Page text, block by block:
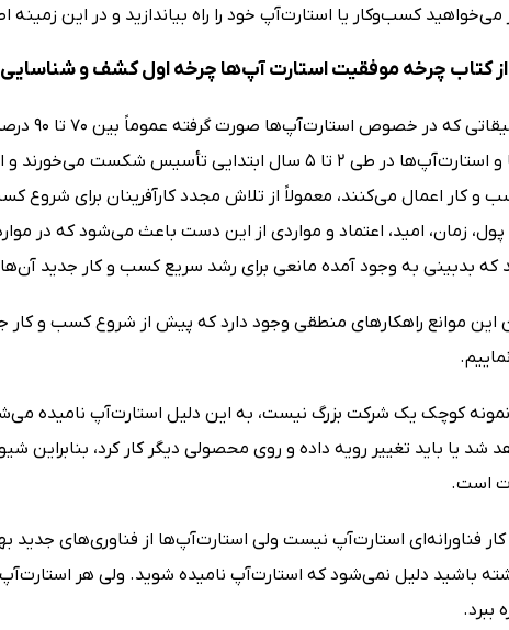
کسب‌وکار یا استارت‌آپ خود را راه بیاندازید و در این
کتاب چرخه موفقیت استارت آپ‌ها چرخه اول کشف و
کارهای نوپا و استارت‌آپ‌ها در طی 2 تا 5 سال ابتدایی
و کار اعمال می‌کنند، معمولاً از تلاش مجدد کارآفرینان برای شروع
زمان، امید، اعتماد و مواردی از این دست باعث می‌شود که در
که بدبینی به وجود آمده مانعی برای رشد سریع کسب و کار جدید
این موانع راهکارهای منطقی وجود دارد که پیش از شروع کسب و کار
کوچک یک شرکت بزرگ نیست، به این دلیل استارت‌آپ
شد یا باید تغییر رویه داده و روی محصولی دیگر کار کرد،
است.
فناورانه‌ای استارت‌آپ نیست ولی استارت‌آپ‌ها از فناوری‌های جدید
باشید دلیل نمی‌شود که استارت‌آپ نامیده شوید. ولی هر
ببرد.